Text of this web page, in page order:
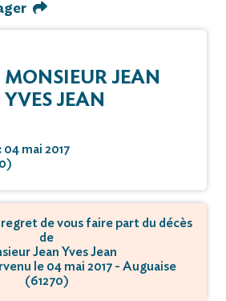
MONSIEUR JEAN
YVES JEAN
04 mai 2017
regret de vous faire part du décès
de
Jean Yves Jean
le 04 mai 2017 - Auguaise
(61270)